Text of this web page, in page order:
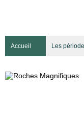
Accueil Les